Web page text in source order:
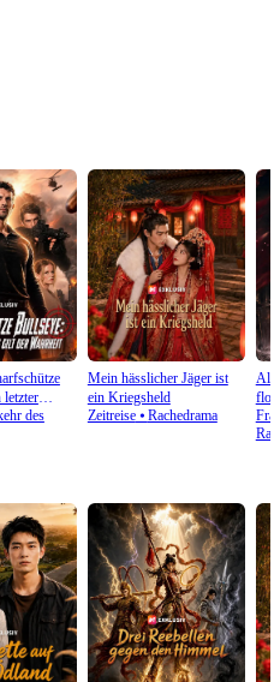
letzter
des
Mein hässlicher Jäger ist
ein Kriegsheld
Zeitreise⦁ Rachedrama
Als
flog